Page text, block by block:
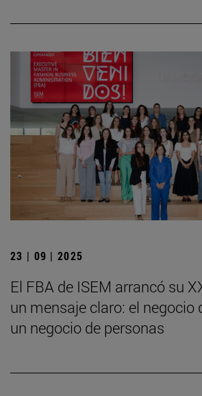
23 | 09 | 2025
El FBA de ISEM arrancó su
un mensaje claro: el negocio
un negocio de personas